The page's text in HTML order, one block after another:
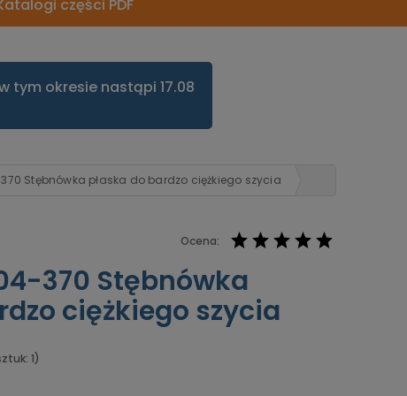
części PDF
tym okresie nastąpi 17.08
370 Stębnówka płaska do bardzo ciężkiego szycia
Ocena:
370 Stębnówka
ciężkiego szycia
1)